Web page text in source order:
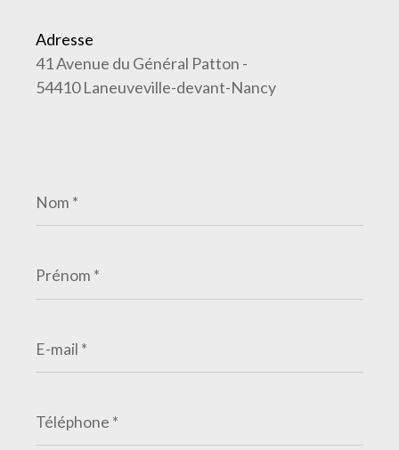
Adresse
41 Avenue du Général Patton -
54410 Laneuveville-devant-Nancy
*
*
mail
*
*